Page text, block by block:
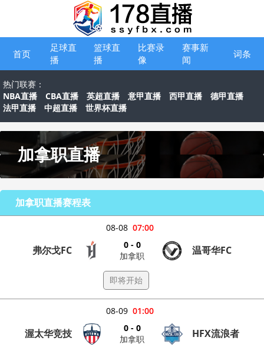
首页
足球直
播
篮球直
播
比赛录
像
赛事新
闻
词条
热门联赛：
NBA直播
CBA直播 英超直播 意甲直播 西甲直播
德甲直播
法甲直播
中超直播 世界杯直播
加拿职直播
加拿职直播赛程表
07:00
08-08
弗尔戈FC
0 - 0
加拿职
温哥华FC
即将开始
01:00
08-09
渥太华竞技
0 - 0
加拿职
HFX流浪者